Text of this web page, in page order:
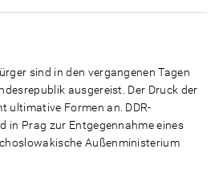
sind in den vergangenen Tagen
ausgereist. Der Druck der
ultimative Formen an. DDR-
in Prag zur Entgegennahme eines
Außenministerium